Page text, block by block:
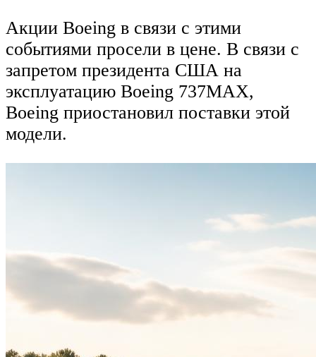
Акции Boeing в связи с этими
событиями просели в цене. В связи с
запретом президента США на
эксплуатацию Boeing 737MAX,
Boeing приостановил поставки этой
модели.